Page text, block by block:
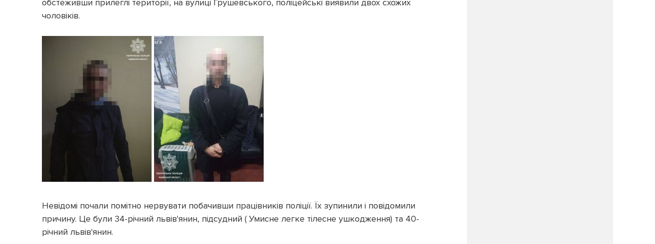
обстеживши прилеглі території, на вулиці Грушевського, поліцейські виявили двох схожих
чоловіків.
Невідомі почали помітно нервувати побачивши працівників поліції. Їх зупинили і повідомили
причину. Це були 34-річний львів'янин, підсудний ( Умисне легке тілесне ушкодження) та 40-
річний львів'янин.